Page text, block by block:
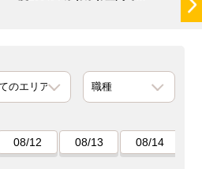
08/12 08/13 08/14